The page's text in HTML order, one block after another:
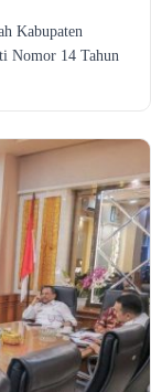
Kabupaten
Nomor 14 Tahun